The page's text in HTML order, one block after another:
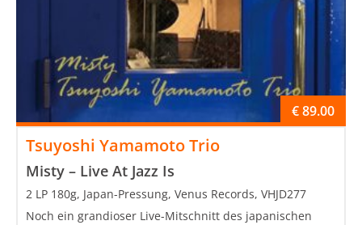
Tsuyoshi Yamamoto Trio
Misty – Live At Jazz Is
€89.00
2 LP 180g, Japan-Pressung, Venus Records, VHJD277
Noch ein grandioser Live-Mitschnitt des japanischen